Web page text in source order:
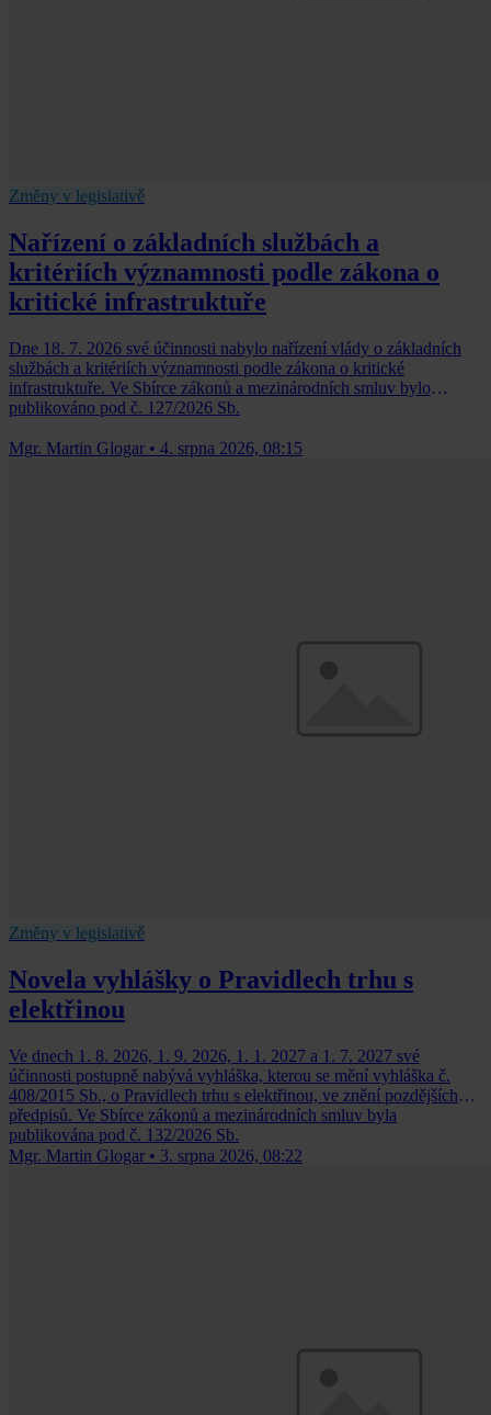
Změny v legislativě
Nařízení o základních službách a
kritériích významnosti podle zákona o
kritické infrastruktuře
Dne 18. 7. 2026 své účinnosti nabylo nařízení vlády o základních
službách a kritériích významnosti podle zákona o kritické
infrastruktuře. Ve Sbírce zákonů a mezinárodních smluv bylo
publikováno pod č. 127/2026 Sb.
Mgr. Martin Glogar • 4. srpna 2026, 08:15
Změny v legislativě
Novela vyhlášky o Pravidlech trhu s
elektřinou
Ve dnech 1. 8. 2026, 1. 9. 2026, 1. 1. 2027 a 1. 7. 2027 své
účinnosti postupně nabývá vyhláška, kterou se mění vyhláška č.
408/2015 Sb., o Pravidlech trhu s elektřinou, ve znění pozdějších
předpisů. Ve Sbírce zákonů a mezinárodních smluv byla
publikována pod č. 132/2026 Sb.
Mgr. Martin Glogar • 3. srpna 2026, 08:22